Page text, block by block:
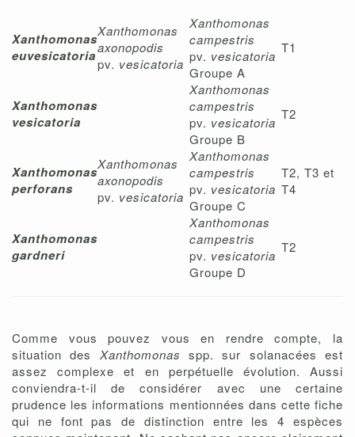
Xanthomonas
euvesicatoria
Xanthomonas
axonopodis
pv. vesicatoria
Xanthomonas
campestris
pv. vesicatoria
Groupe A
T1
Xanthomonas
vesicatoria
Xanthomonas
campestris
pv. vesicatoria
Groupe B
T2
Xanthomonas
perforans
Xanthomonas
axonopodis
pv. vesicatoria
Xanthomonas
campestris
pv. vesicatoria
Groupe C
T2, T3 et
T4
Xanthomonas
gardneri
Xanthomonas
campestris
pv. vesicatoria
Groupe D
T2
Comme vous pouvez vous en rendre compte, la
situation des Xanthomonas spp. sur solanacées est
assez complexe et en perpétuelle évolution. Aussi
conviendra-t-il de considérer avec une certaine
prudence les informations mentionnées dans cette fiche
qui ne font pas de distinction entre les 4 espèces